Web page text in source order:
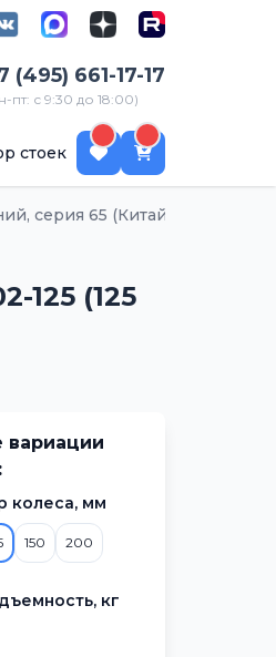
(495) 661-17-17
пт: с 9:30 до 18:00)
стоек
серия 65 (Китай)
125 (125
вариации
колеса, мм
150 200
кг